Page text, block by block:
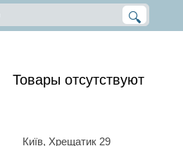
Товары отсутствуют
Київ, Хрещатик 29